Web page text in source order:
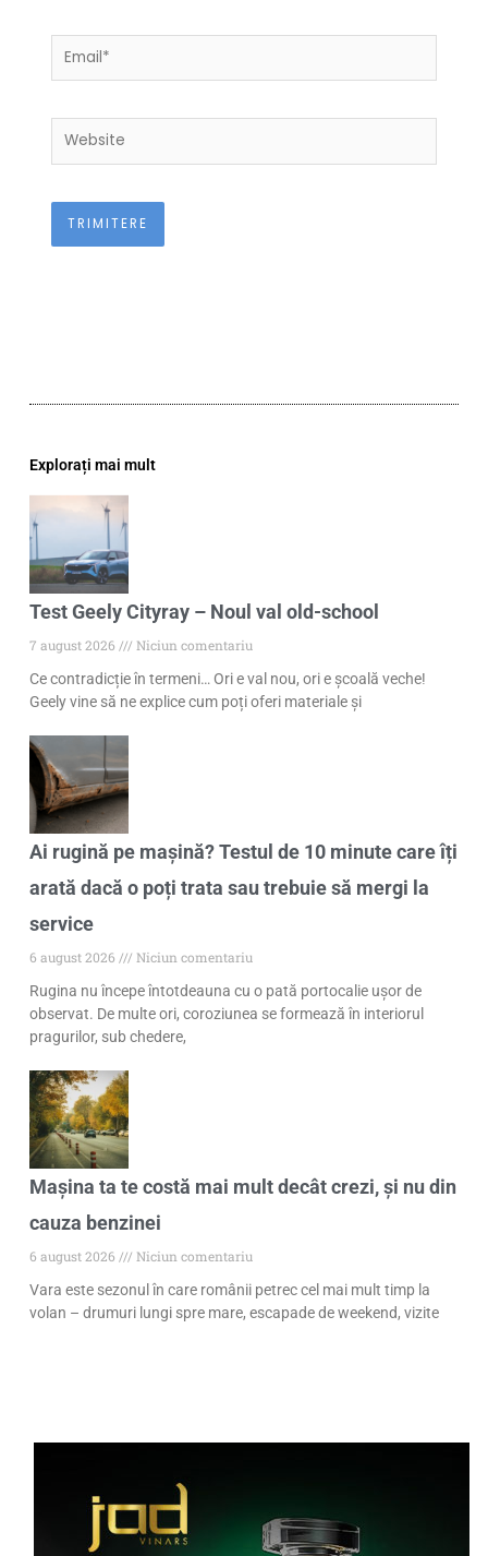
Email*
Website
Explorați mai mult
Test Geely Cityray – Noul val old-school
7 august 2026
Niciun comentariu
Ce contradicție în termeni… Ori e val nou, ori e școală veche!
Geely vine să ne explice cum poți oferi materiale și
Ai rugină pe mașină? Testul de 10 minute care îți
arată dacă o poți trata sau trebuie să mergi la
service
6 august 2026
Niciun comentariu
Rugina nu începe întotdeauna cu o pată portocalie ușor de
observat. De multe ori, coroziunea se formează în interiorul
pragurilor, sub chedere,
Mașina ta te costă mai mult decât crezi, și nu din
cauza benzinei
6 august 2026
Niciun comentariu
Vara este sezonul în care românii petrec cel mai mult timp la
volan – drumuri lungi spre mare, escapade de weekend, vizite